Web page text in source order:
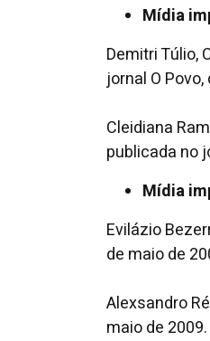
Mídia
Demitri Túlio,
jornal O
​​​​​​​Cleidiana
publicada no
Mídia
Evilázio
de maio de
Alexsandro
maio de 2009.